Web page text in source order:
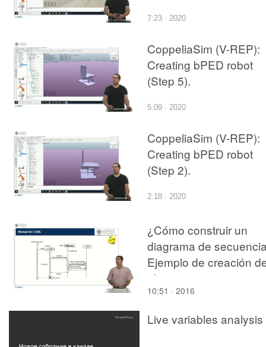
7:23 · 2020
CoppeliaSim (V-REP):
Creating bPED robot
(Step 5).
5:09 · 2020
CoppeliaSim (V-REP):
Creating bPED robot
(Step 2).
2:18 · 2020
¿Cómo construir un
diagrama de
Ejemplo de creación
objetos
10:51 · 2016
Live variables analysis